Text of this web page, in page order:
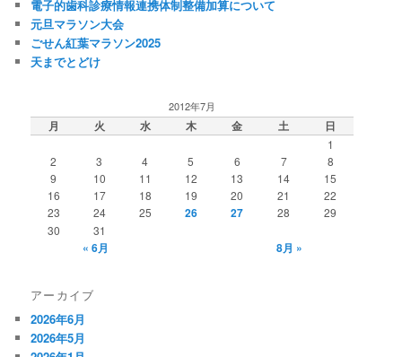
電子的歯科診療情報連携体制整備加算について
元旦マラソン大会
ごせん紅葉マラソン2025
天までとどけ
2012年7月
月 火 水 木 金 土 日
1
2
3 4 5 6 7
8
9
10 11 12 13 14
15
16
17 18 19 20 21
22
23
24 25 26 27 28
29
30
31
« 6月 8月 »
アーカイブ
2026年6月
2026年5月